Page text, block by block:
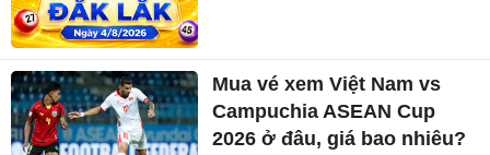
Mua vé xem Việt Nam vs
Campuchia ASEAN Cup
2026 ở đâu, giá bao nhiêu?